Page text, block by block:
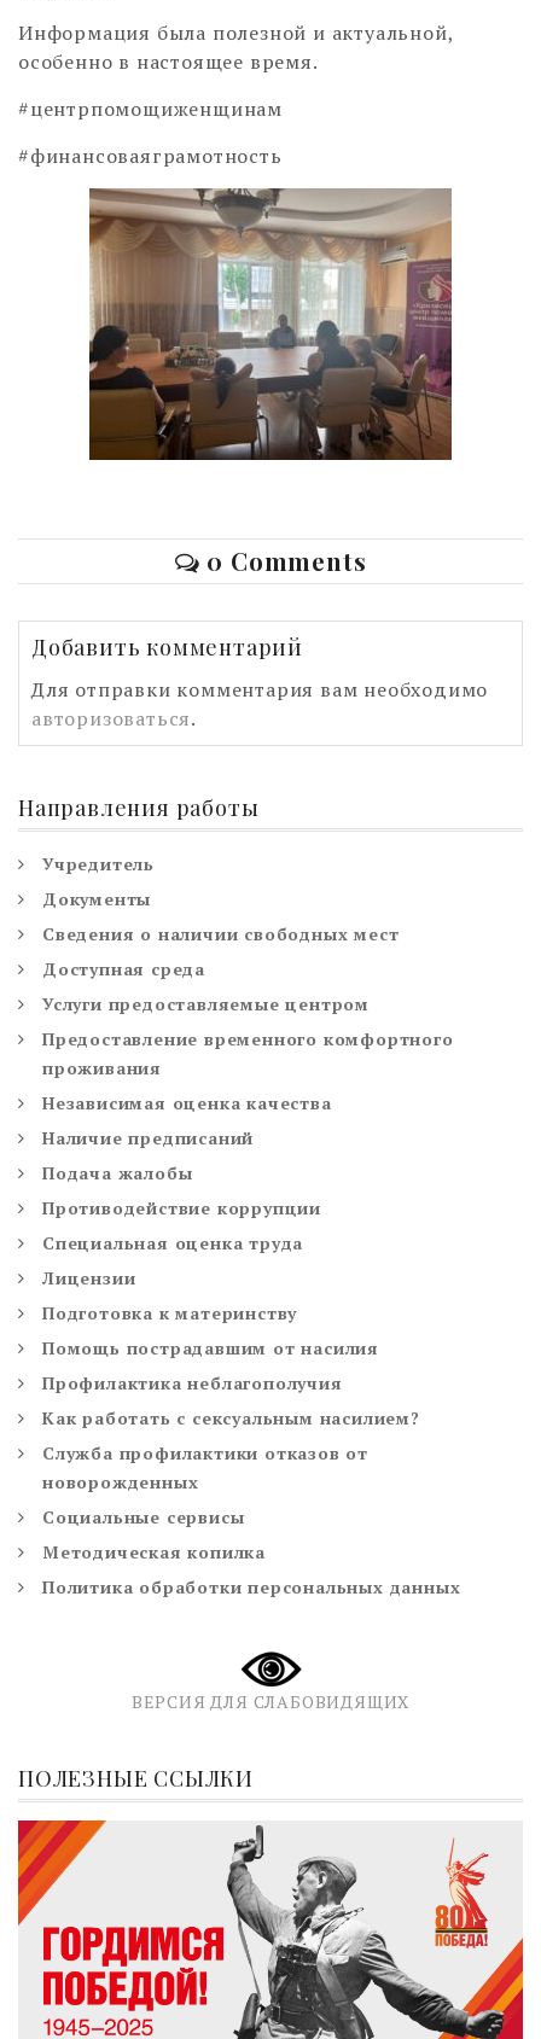
Информация была полезной и актуальной,
особенно в настоящее время.
#центрпомощиженщинам
#финансоваяграмотность
0 Comments
Добавить комментарий
Для отправки комментария вам необходимо
авторизоваться.
Направления работы
Учредитель
Документы
Сведения о наличии свободных мест
Доступная среда
Услуги предоставляемые центром
Предоставление временного комфортного
проживания
Независимая оценка качества
Наличие предписаний
Подача жалобы
Противодействие коррупции
Специальная оценка труда
Лицензии
Подготовка к материнству
Помощь пострадавшим от насилия
Профилактика неблагополучия
Как работать с сексуальным насилием?
Служба профилактики отказов от
новорожденных
Социальные сервисы
Методическая копилка
Политика обработки персональных данных
ВЕРСИЯ ДЛЯ СЛАБОВИДЯЩИХ
ПОЛЕЗНЫЕ ССЫЛКИ